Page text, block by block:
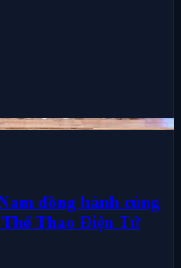
đồng hành cùng
Thao Điện Tử